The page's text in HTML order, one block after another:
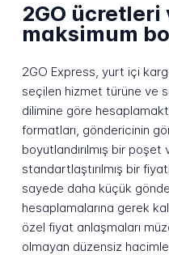
2GO
maksimum
2GO Express, yurt içi
seçilen hizmet türüne ve
dilimine göre
formatları, göndericinin
boyutlandırılmış bir
standartlaştırılmış bir
sayede daha küçük
hesaplamalarına gerek
özel fiyat anlaşmaları
olmayan düzensiz